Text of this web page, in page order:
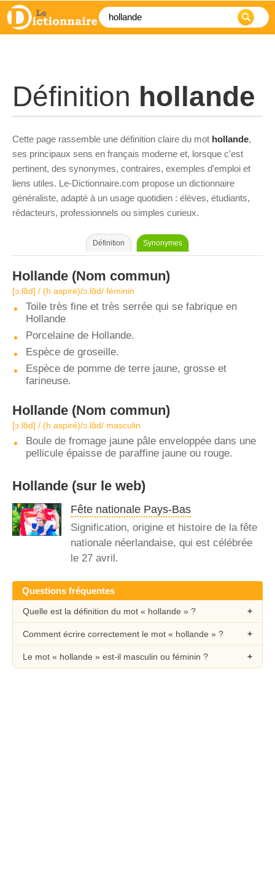
Définition hollande
Cette page rassemble une définition claire du mot hollande,
ses principaux sens en français moderne et, lorsque c’est
pertinent, des synonymes, contraires, exemples d’emploi et
liens utiles. Le-Dictionnaire.com propose un dictionnaire
généraliste, adapté à un usage quotidien : élèves, étudiants,
rédacteurs, professionnels ou simples curieux.
Définition Synonymes
Hollande (Nom commun)
[ɔ.lɑ̃d] / (h aspiré)/ɔ.lɑ̃d/ féminin
Toile très fine et très serrée qui se fabrique en
Hollande
Porcelaine de Hollande.
Espèce de groseille.
Espèce de pomme de terre jaune, grosse et
farineuse.
Hollande (Nom commun)
[ɔ.lɑ̃d] / (h aspiré)/ɔ.lɑ̃d/ masculin
Boule de fromage jaune pâle enveloppée dans une
pellicule épaisse de paraffine jaune ou rouge.
Hollande (sur le web)
Fête nationale Pays-Bas
Signification, origine et histoire de la fête
nationale néerlandaise, qui est célébrée
le 27 avril.
Questions fréquentes
Quelle est la définition du mot « hollande » ?
Comment écrire correctement le mot « hollande » ?
Le mot « hollande » est-il masculin ou féminin ?